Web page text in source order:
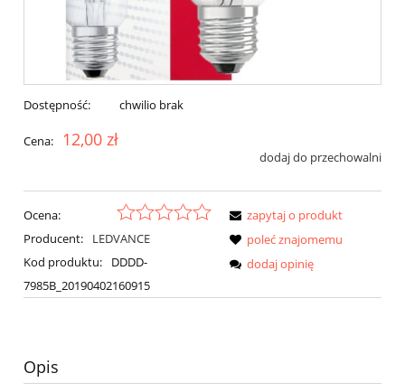
Dostępność: chwilio brak
Cena: 12,00 zł
dodaj do przechowalni
Ocena:
Producent:
LEDVANCE
Kod produktu:
DDDD-
7985B_20190402160915
zapytaj o produkt
poleć znajomemu
dodaj opinię
Opis